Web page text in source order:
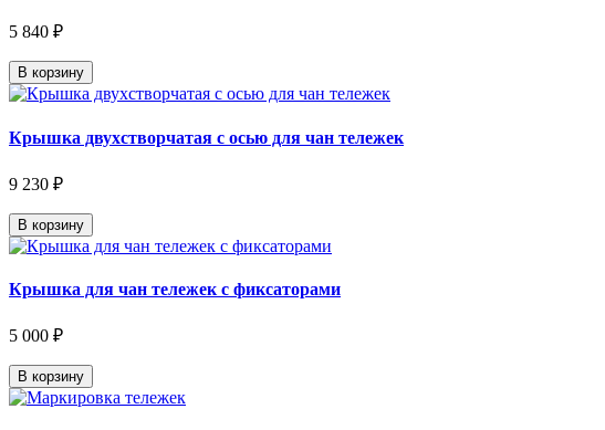
5 840 ₽
В корзину
Крышка двухстворчатая с осью для чан тележек
9 230 ₽
В корзину
Крышка для чан тележек с фиксаторами
5 000 ₽
В корзину